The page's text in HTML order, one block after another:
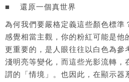
■ 還原一個真世界
為何我們要嚴格定義這些顏色標準
感覺相當主觀，你的粉紅可能是他
更重要的，是人眼往往以白色為參
淺明亮等變化，而這些光影流轉，
謂的「情境」。也因此，在顯示器